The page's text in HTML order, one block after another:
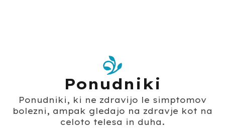
Ponudniki
Ponudniki, ki ne zdravijo le simptomov
bolezni, ampak gledajo na zdravje kot na
celoto telesa in duha.